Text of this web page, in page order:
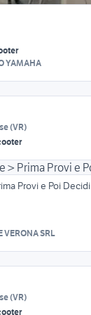
YAMAHA
(VR)
Provi e Poi Decidi
VERONA SRL
(VR)